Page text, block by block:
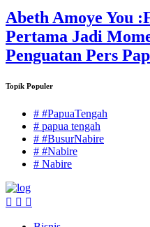
Abeth Amoye You
Pertama Jadi
Penguatan Pers
Topik Populer
# #PapuaTengah
# papua tengah
# #BusurNabire
# #Nabire
# Nabire